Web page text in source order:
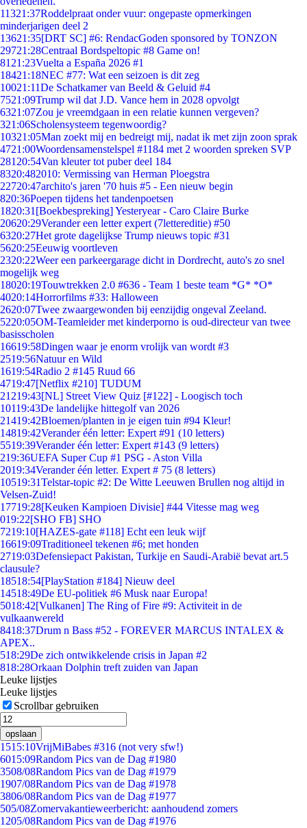
11321:37Roddelpraat onder vuur: ongepaste opmerkingen
minderjarigen deel 2
13621:35[DRT SC] #6: RendacGoden sponsored by TONZON
29721:28Centraal Bordspeltopic #8 Game on!
81 21:23Vuelta a España 2026 #1
18421:18NEC #77: Wat een seizoen is dit zeg
10021:11De Schatkamer van Beeld & Geluid #4
7521:09Trump wil dat J.D. Vance hem in 2028 opvolgt
6321:07Zou je vreemdgaan in een relatie kunnen vergeven?
321:06Scholensysteem tegenwoordig?
10321:05Man zoekt mij en bedreigt mij, nadat ik met zijn zoon sprak
4721:00Woordensamenstelspel #1184 met 2 woorden spreken SVP
281 20:54Van kleuter tot puber deel 184
8320:482010: Vermissing van Herman Ploegstra
22720:47archito's jaren '70 huis #5 - Een nieuw begin
820:36Poepen tijdens het tandenpoetsen
1820:31 [Boekbespreking] Yesteryear - Caro Claire Burke
20620:29Verander een letter expert (7lettereditie) #50
6320:27Het grote dagelijkse Trump nieuws topic #31
5620:25Eeuwig voortleven
2320:22Weer een parkeergarage dicht in Dordrecht, auto's zo snel
mogelijk weg
18020:19Touwtrekken 2.0 #636 - Team 1 beste team *G* *O*
4020:14Horrorfilms #33: Halloween
2620:07Twee zwaargewonden bij eenzijdig ongeval Zeeland.
5220:05OM-Teamleider met kinderporno is oud-directeur van twee
basisscholen
16619:58Dingen waar je enorm vrolijk van wordt #3
2519:56Natuur en Wild
1619:54Radio 2 #145 Ruud 66
4719:47[Netflix #210] TUDUM
21219:43[NL] Street View Quiz [#122] - Loogisch toch
10119:43De landelijke hittegolf van 2026
21419:42Bloemen/planten in je eigen tuin #94 Kleur!
14819:42Verander één letter: Expert #91 (10 letters)
5519:39Verander één letter: Expert #143 (9 letters)
219:36UEFA Super Cup #1 PSG - Aston Villa
2019:34Verander één letter. Expert # 75 (8 letters)
10519:31Telstar-topic #2: De Witte Leeuwen Brullen nog altijd in
Velsen-Zuid!
17719:28[Keuken Kampioen Divisie] #44 Vitesse mag weg
019:22[SHO FB] SHO
7219:10[HAZES-gate #118] Echt een leuk wijf
16619:09Traditioneel tekenen #6; met honden
2719:03Defensiepact Pakistan, Turkije en Saudi-Arabië bevat art.5
clausule?
18518:54[PlayStation #184] Nieuw deel
14518:49De EU-politiek #6 Musk naar Europa!
5018:42[Vulkanen] The Ring of Fire #9: Activiteit in de
vulkaanwereld
8418:37Drum n Bass #52 - FOREVER MARCUS INTALEX &
APEX..
518:29De zich ontwikkelende crisis in Japan #2
818:28Orkaan Dolphin treft zuiden van Japan
Leuke lijstjes
Leuke lijstjes
Scrollbar gebruiken
opslaan
1515:10VrijMiBabes #316 (not very sfw!)
6015:09Random Pics van de Dag #1980
3508/08Random Pics van de Dag #1979
1907/08Random Pics van de Dag #1978
3806/08Random Pics van de Dag #1977
505/08Zomervakantieweerbericht: aanhoudend zomers
1205/08Random Pics van de Dag #1976